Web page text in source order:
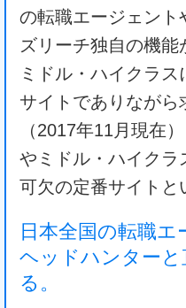
の転職エージェント
ズリーチ独自の機能
ミドル・ハイクラ
サイトでありながら
（2017年11月現在
やミドル・ハイクラ
可欠の定番サイトと
日本全国の転職
ヘッドハンターと
る。